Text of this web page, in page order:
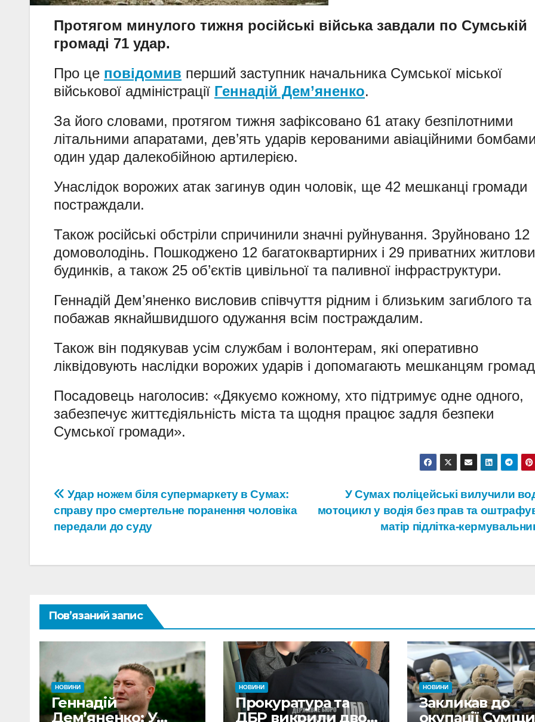
Протягом минулого тижня російські війська завдали по Сумській
громаді 71 удар.
Про це повідомив перший заступник начальника Сумської міської
військової адміністрації Геннадій Дем’яненко.
За його словами, протягом тижня зафіксовано 61 атаку безпілотними
літальними апаратами, дев’ять ударів керованими авіаційними
один удар далекобійною артилерією.
Унаслідок ворожих атак загинув один чоловік, ще 42 мешканці громади
постраждали.
Також російські обстріли спричинили значні руйнування. Зруйновано 12
домоволодінь. Пошкоджено 12 багатоквартирних і 29 приватних
будинків, а також 25 об’єктів цивільної та паливної інфраструктури.
Геннадій Дем’яненко висловив співчуття рідним і близьким загиблого та
побажав якнайшвидшого одужання всім постраждалим.
Також він подякував усім службам і волонтерам, які оперативно
ліквідовують наслідки ворожих ударів і допомагають мешканцям
Посадовець наголосив: «Дякуємо кожному, хто підтримує одне одного,
забезпечує життєдіяльність міста та щодня працює задля безпеки
Сумської громади».
Навігація
записів
У Сумах поліцейські вилучили
мотоцикл у водія без прав та
матір підлітка-
Удар ножем біля супермаркету в Сумах:
справу про смертельне поранення чоловіка
передали до суду
Пов’язаний запис
НОВИНИ
Геннадій
Дем’яненко: У
НОВИНИ
Прокуратура та
ДБР викрили двох
НОВИНИ
Закликав до
окупації